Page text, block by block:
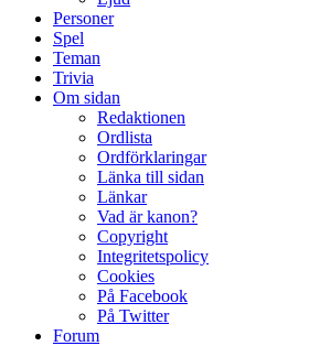
Personer
Spel
Teman
Trivia
Om sidan
Redaktionen
Ordlista
Ordförklaringar
Länka till sidan
Länkar
Vad är kanon?
Copyright
Integritetspolicy
Cookies
På Facebook
På Twitter
Forum